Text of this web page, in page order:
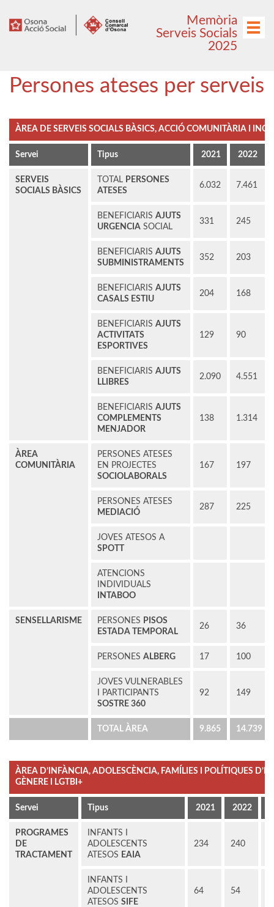
Menú
Memòria
Serveis Socials
2025
Persones ateses per serveis
ÀREA DE SERVEIS SOCIALS BÀSICS, ACCIÓ COMUNITÀRIA I
Servei Tipus 2021 2022
SERVEIS
SOCIALS BÀSICS
TOTAL PERSONES
ATESES
6.032 7.461
BENEFICIARIS AJUTS
URGENCIA SOCIAL
331 245
BENEFICIARIS AJUTS
SUBMINISTRAMENTS
352 203
BENEFICIARIS AJUTS
CASALS ESTIU
204 168
BENEFICIARIS AJUTS
ACTIVITATS
ESPORTIVES
129 90
BENEFICIARIS AJUTS
LLIBRES
2.090 4.551
BENEFICIARIS AJUTS
COMPLEMENTS
MENJADOR
138 1.314
ÀREA
COMUNITÀRIA
PERSONES ATESES
EN PROJECTES
SOCIOLABORALS
167 197
PERSONES ATESES
MEDIACIÓ
287 225
JOVES ATESOS A
SPOTT
ATENCIONS
INDIVIDUALS
INTABOO
SENSELLARISME PERSONES PISOS
ESTADA TEMPORAL
26 36
PERSONES ALBERG 17 100
JOVES VULNERABLES
I PARTICIPANTS
SOSTRE 360
92 149
TOTAL ÀREA 9.865 14.739
ÀREA D’INFÀNCIA, ADOLESCÈNCIA, FAMÍLIES I POLÍTIQUES
GÈNERE I LGTBI+
Servei Tipus 2021 2022
PROGRAMES
DE
TRACTAMENT
INFANTS I
ADOLESCENTS
ATESOS EAIA
234 240
INFANTS I
ADOLESCENTS
ATESOS SIFE
64 54